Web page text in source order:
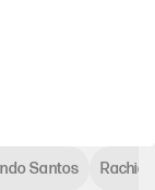
Santos Rachid